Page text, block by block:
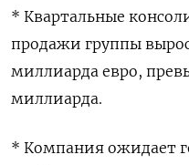
* Квартальные
продажи группы
миллиарда евро,
миллиарда.
* Компания ожидает